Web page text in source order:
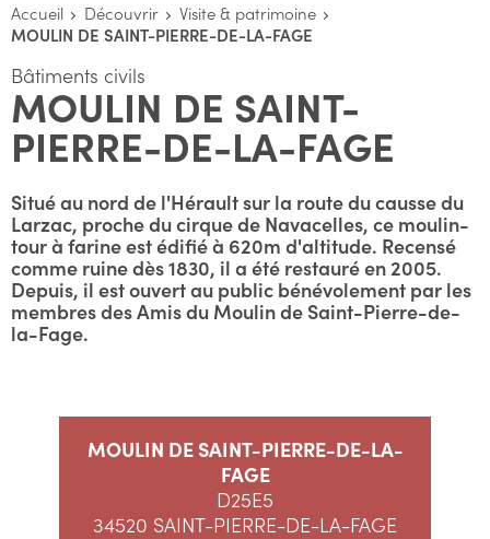
Accueil Découvrir
Visite & patrimoine
MOULIN DE SAINT-PIERRE-DE-LA-FAGE
Bâtiments civils
MOULIN DE SAINT-
PIERRE-DE-LA-FAGE
Situé au nord de l'Hérault sur la route du causse du
Larzac, proche du cirque de Navacelles, ce moulin-
tour à farine est édifié à 620m d'altitude. Recensé
comme ruine dès 1830, il a été restauré en 2005.
Depuis, il est ouvert au public bénévolement par les
membres des Amis du Moulin de Saint-Pierre-de-
la-Fage.
MOULIN DE SAINT-PIERRE-DE-LA-
FAGE
D25E5
34520 SAINT-PIERRE-DE-LA-FAGE